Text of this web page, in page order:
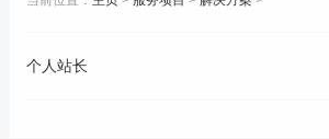
个人站长